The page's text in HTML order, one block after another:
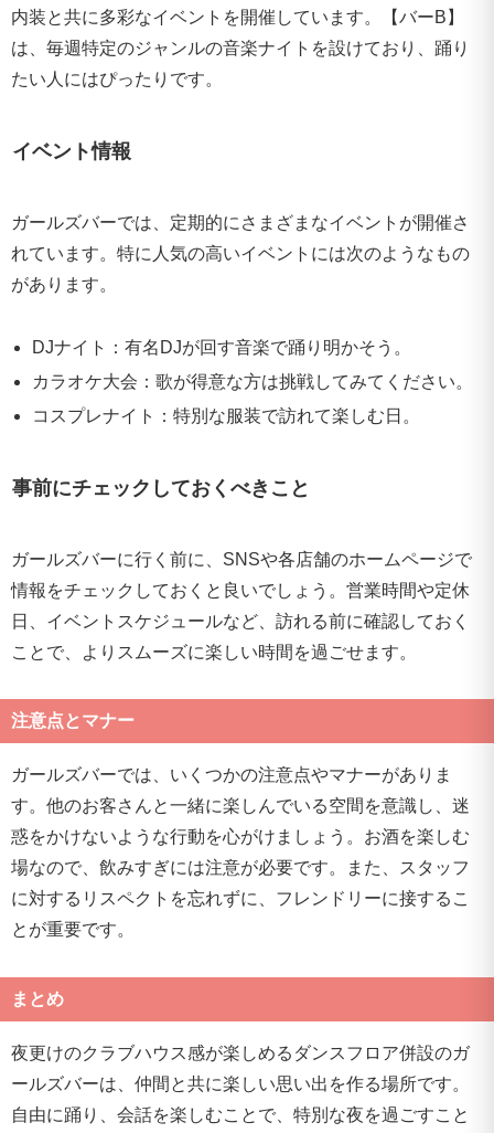
内装と共に多彩なイベントを開催しています。【バーB】
は、毎週特定のジャンルの音楽ナイトを設けており、踊り
たい人にはぴったりです。
イベント情報
ガールズバーでは、定期的にさまざまなイベントが開催さ
れています。特に人気の高いイベントには次のようなもの
があります。
DJナイト：有名DJが回す音楽で踊り明かそう。
カラオケ大会：歌が得意な方は挑戦してみてください。
コスプレナイト：特別な服装で訪れて楽しむ日。
事前にチェックしておくべきこと
ガールズバーに行く前に、SNSや各店舗のホームページで
情報をチェックしておくと良いでしょう。営業時間や定休
日、イベントスケジュールなど、訪れる前に確認しておく
ことで、よりスムーズに楽しい時間を過ごせます。
注意点とマナー
ガールズバーでは、いくつかの注意点やマナーがありま
す。他のお客さんと一緒に楽しんでいる空間を意識し、迷
惑をかけないような行動を心がけましょう。お酒を楽しむ
場なので、飲みすぎには注意が必要です。また、スタッフ
に対するリスペクトを忘れずに、フレンドリーに接するこ
とが重要です。
まとめ
夜更けのクラブハウス感が楽しめるダンスフロア併設のガ
ールズバーは、仲間と共に楽しい思い出を作る場所です。
自由に踊り、会話を楽しむことで、特別な夜を過ごすこと